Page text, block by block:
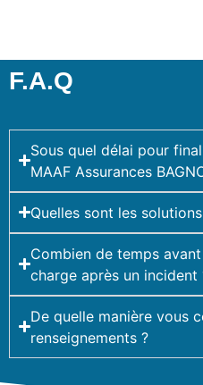
F.A.Q
Sous quel délai pour
MAAF Assurances
Quelles sont les
Combien de temps
charge après un incident
De quelle manière vous
renseignements ?